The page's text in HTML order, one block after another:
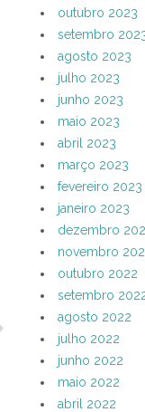
outubro 2023
setembro
agosto 2023
julho 2023
junho 2023
maio 2023
abril 2023
março 2023
fevereiro 2023
janeiro 2023
dezembro
novembro
outubro 2022
setembro
agosto 2022
julho 2022
junho 2022
maio 2022
abril 2022